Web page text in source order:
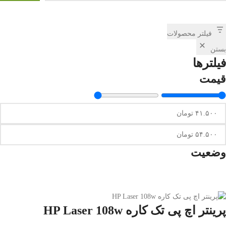
فیلتر محصولات
بستن
فیلترها
قیمت
وضعیت
پرینتر اچ پی تک کاره HP Laser 108w